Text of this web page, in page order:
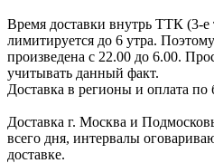
Время доставки внутрь ТТК (3-е
лимитируется до 6 утра.
произведена с 22.00 до 6.00.
учитывать данный факт.
Доставка в регионы и оплата по
Доставка г. Москва и
всего дня, интервалы
доставке.